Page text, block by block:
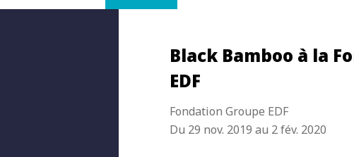
Black Bamboo à la
EDF
Fondation Groupe EDF
Du 29 nov. 2019 au 2 fév. 2020